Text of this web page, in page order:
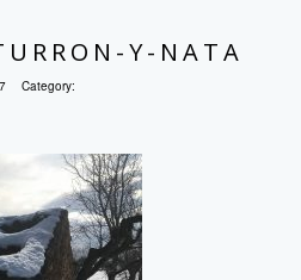
Y-NATA
Category: